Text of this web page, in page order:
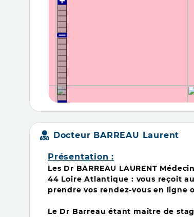
Docteur BARREAU Laurent
Présentation :
Les Dr BARREAU LAURENT
44 Loire Atlantique : vous reçoit
prendre vos rendez-vous en ligne
Le Dr Barreau étant maître de